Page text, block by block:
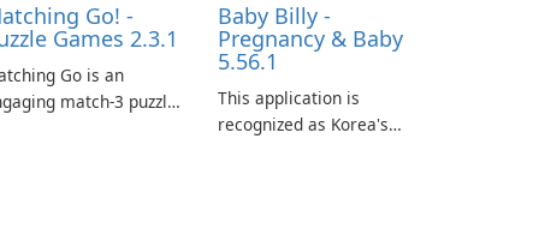
Go! -
Games 2.3.1
Go is an
match-3 puzzle
Baby Billy -
Pregnancy & Baby
5.56.1
This application is
recognized as Korea's